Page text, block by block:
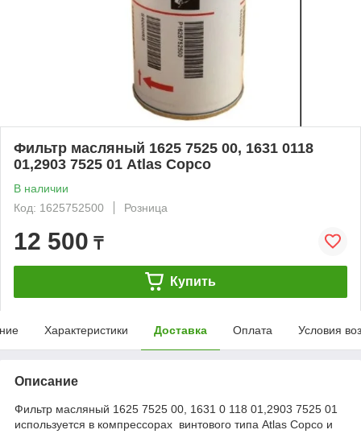
Фильтр масляный 1625 7525 00, 1631 0118
01,2903 7525 01 Atlas Copco
В наличии
Код: 1625752500
Розница
12 500 ₸
Купить
Характеристики Доставка Оплата Условия
Описание
Фильтр масляный 1625 7525 00, 1631 0 118 01,2903 7525 01
используется в компрессорах винтового типа Atlas Copco и